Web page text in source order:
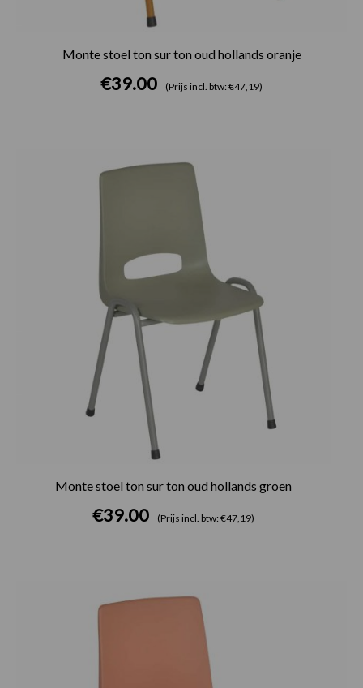
Monte stoel ton sur ton oud hollands oranje
€39.00 (Prijs incl. btw: €47,19)
Monte stoel ton sur ton oud hollands groen
€39.00 (Prijs incl. btw: €47,19)